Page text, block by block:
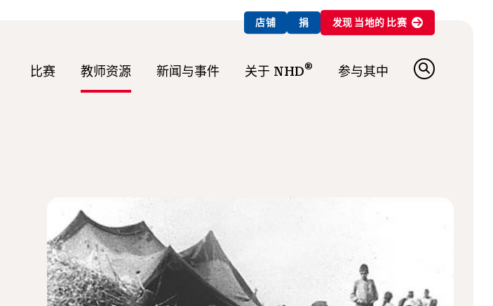
店铺 捐 发现 当地的 比赛
比赛 教师资源 新闻与事件 关于 NHD® 参与其中